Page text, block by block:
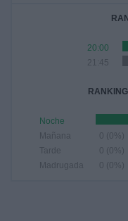
20:00
21:45
Noche
Mañana
0 (0%)
Tarde
0 (0%)
Madrugada
0 (0%)